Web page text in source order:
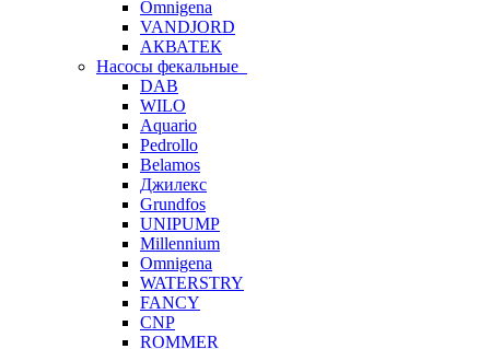
Omnigena
VANDJORD
АКВАТЕК
Насосы фекальные
DAB
WILO
Aquario
Pedrollo
Belamos
Джилекс
Grundfos
UNIPUMP
Millennium
Omnigena
WATERSTRY
FANCY
CNP
ROMMER